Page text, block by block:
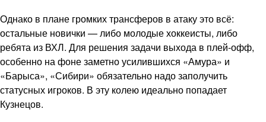
Однако в плане громких трансферов в атаку это всё:
остальные новички — либо молодые хоккеисты, либо
ребята из ВХЛ. Для решения задачи выхода в плей-офф,
особенно на фоне заметно усилившихся «Амура» и
«Барыса», «Сибири» обязательно надо заполучить
статусных игроков. В эту колею идеально попадает
Кузнецов.